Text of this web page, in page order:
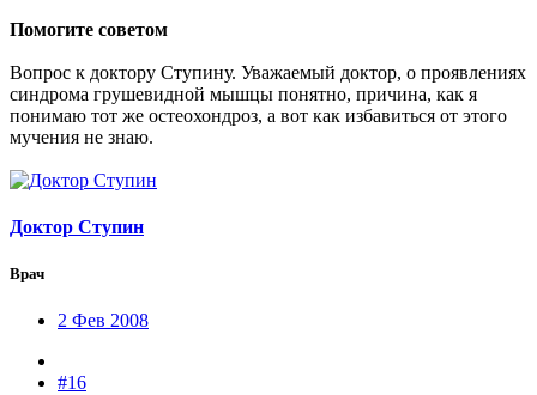
Помогите советом
Вопрос к доктору Ступину. Уважаемый доктор, о проявлениях
синдрома грушевидной мышцы понятно, причина, как я
понимаю тот же остеохондроз, а вот как избавиться от этого
мучения не знаю.
Доктор Ступин
Врач
2 Фев 2008
#16